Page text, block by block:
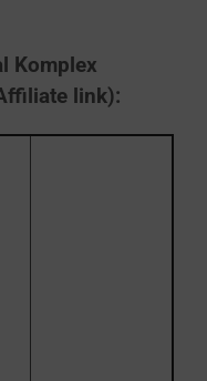
Komplex
link):